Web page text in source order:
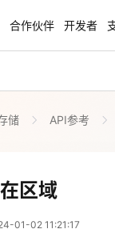
盛典 NEW
计划
海外资源安全访问平台
合作伙伴 开发者
储 API参考
区域
01-02 11:21:17